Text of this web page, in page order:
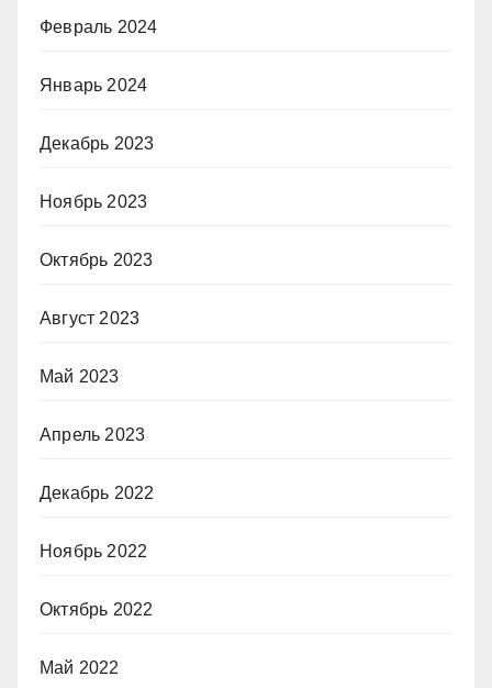
Февраль 2024
Январь 2024
Декабрь 2023
Ноябрь 2023
Октябрь 2023
Август 2023
Май 2023
Апрель 2023
Декабрь 2022
Ноябрь 2022
Октябрь 2022
Май 2022